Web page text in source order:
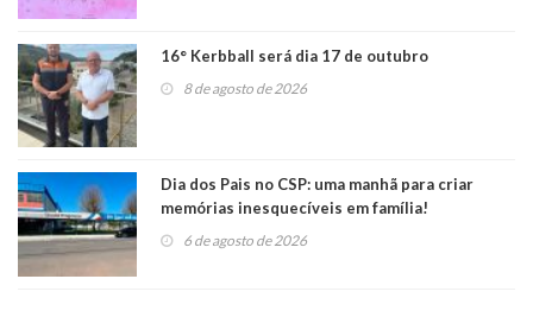
16° Kerbball será dia 17 de outubro
8 de agosto de 2026
Dia dos Pais no CSP: uma manhã para criar
memórias inesquecíveis em família!
6 de agosto de 2026